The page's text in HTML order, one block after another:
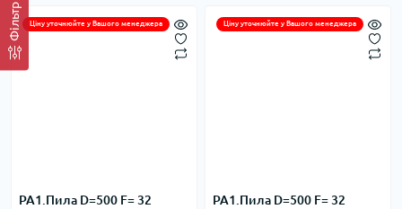
Фільтр Ціну уточнюйте у Вашого менеджера
PA1.Пила D=500 F= 32
Ціну уточнюйте у Вашого менеджера
PA1.Пила D=500 F= 32